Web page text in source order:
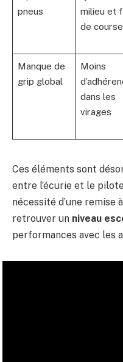
pneus
milieu et
de course
Manque de
grip global
Moins
dans les
virages
Ces éléments sont
entre l’écurie et le
nécessité d’une remise
retrouver un niveau
performances avec les